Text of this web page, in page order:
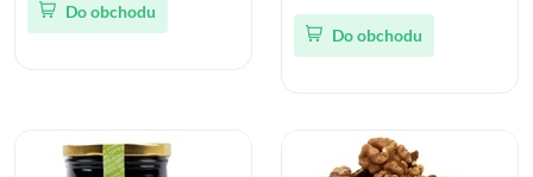
Do obchodu
Do obchodu